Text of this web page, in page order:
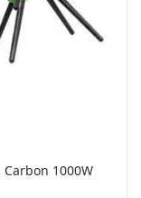
1000W